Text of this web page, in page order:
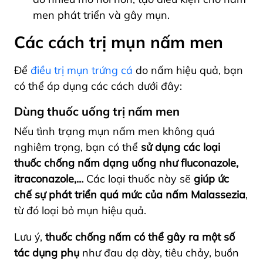
men phát triển và gây mụn.
Các cách trị mụn nấm men
Để điều trị mụn trứng cá do nấm hiệu quả, bạn
có thể áp dụng các cách dưới đây:
Dùng thuốc uống trị nấm men
Nếu tình trạng mụn nấm men không quá
nghiêm trọng, bạn có thể sử dụng các loại
thuốc chống nấm dạng uống như fluconazole,
itraconazole,… Các loại thuốc này sẽ giúp ức
chế sự phát triển quá mức của nấm Malassezia,
từ đó loại bỏ mụn hiệu quả.
Lưu ý, thuốc chống nấm có thể gây ra một số
tác dụng phụ như đau dạ dày, tiêu chảy, buồn